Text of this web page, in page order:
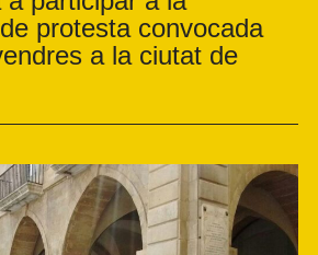
protesta convocada
a la ciutat de